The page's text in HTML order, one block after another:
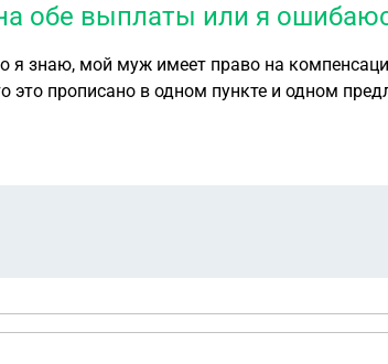
обе выплаты или я
я знаю, мой муж имеет право на
это прописано в одном пункте и одном
имеется ввиду про соцнайм, а не